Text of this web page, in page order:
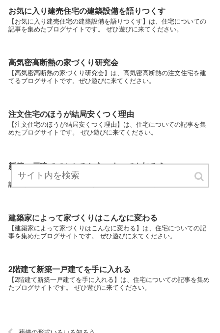
お気に入り建売住宅の建築設備を語りつくす
【お気に入り建売住宅の建築設備を語りつくす】は、住宅についての
記事を集めたブログサイトです。 ぜひ遊びに来てください。
高気密高断熱の家づくり研究会
【高気密高断熱の家づくり研究会】は、高気密高断熱の注文住宅を建
てるブログサイトです。ぜひ遊びに来てください。
注文住宅のほうが結局安くつく理由
【注文住宅のほうが結局安くつく理由】は、住宅についての記事を集
めたブログサイトです。 ぜひ遊びに来てください。
新築一戸建てでかかるお金のすべてを知ろう
【新築一戸建てでかかるお金のすべてを知ろう】は、住宅についての
記事を集めたブログサイトです。 ぜひ遊びに来てください。
建築家によって家づくりはこんなに変わる
【建築家によって家づくりはこんなに変わる】は、住宅についての記
事を集めたブログサイトです。 ぜひ遊びに来てください。
2階建て新築一戸建てを手に入れる
【2階建て新築一戸建てを手に入れる】は、住宅についての記事を集め
たブログサイトです。 ぜひ遊びに来てください。